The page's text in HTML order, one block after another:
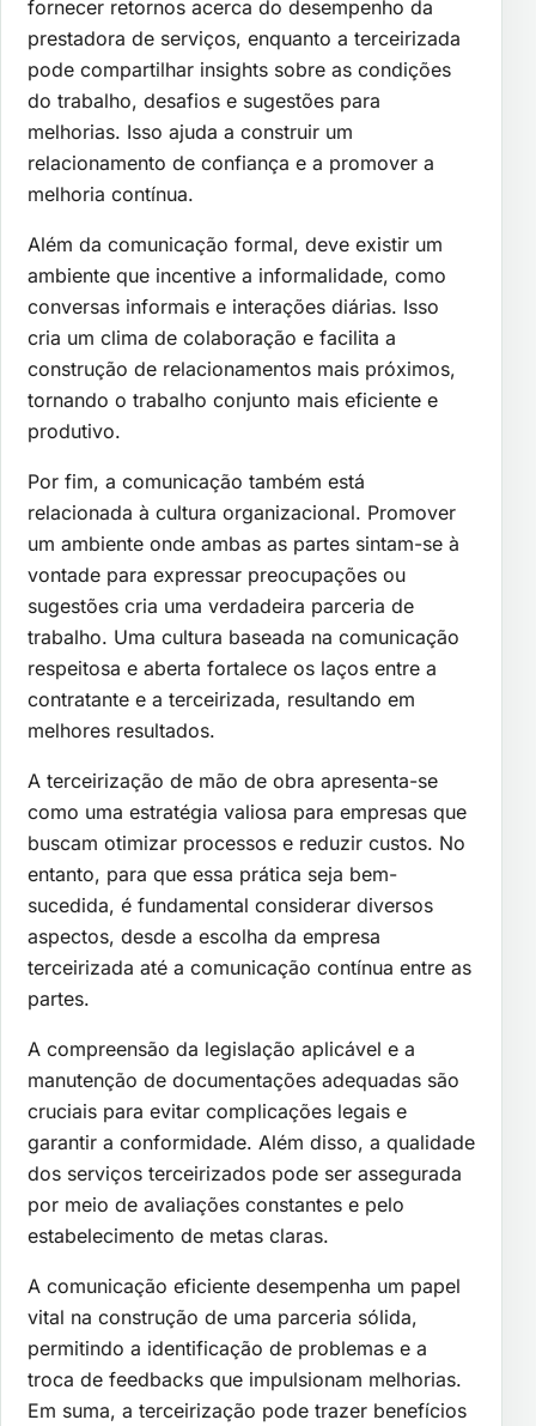
fornecer retornos acerca do desempenho da
prestadora de serviços, enquanto a terceirizada
pode compartilhar insights sobre as condições
do trabalho, desafios e sugestões para
melhorias. Isso ajuda a construir um
relacionamento de confiança e a promover a
melhoria contínua.
Além da comunicação formal, deve existir um
ambiente que incentive a informalidade, como
conversas informais e interações diárias. Isso
cria um clima de colaboração e facilita a
construção de relacionamentos mais próximos,
tornando o trabalho conjunto mais eficiente e
produtivo.
Por fim, a comunicação também está
relacionada à cultura organizacional. Promover
um ambiente onde ambas as partes sintam-se à
vontade para expressar preocupações ou
sugestões cria uma verdadeira parceria de
trabalho. Uma cultura baseada na comunicação
respeitosa e aberta fortalece os laços entre a
contratante e a terceirizada, resultando em
melhores resultados.
A terceirização de mão de obra apresenta-se
como uma estratégia valiosa para empresas que
buscam otimizar processos e reduzir custos. No
entanto, para que essa prática seja bem-
sucedida, é fundamental considerar diversos
aspectos, desde a escolha da empresa
terceirizada até a comunicação contínua entre as
partes.
A compreensão da legislação aplicável e a
manutenção de documentações adequadas são
cruciais para evitar complicações legais e
garantir a conformidade. Além disso, a qualidade
dos serviços terceirizados pode ser assegurada
por meio de avaliações constantes e pelo
estabelecimento de metas claras.
A comunicação eficiente desempenha um papel
vital na construção de uma parceria sólida,
permitindo a identificação de problemas e a
troca de feedbacks que impulsionam melhorias.
Em suma, a terceirização pode trazer benefícios